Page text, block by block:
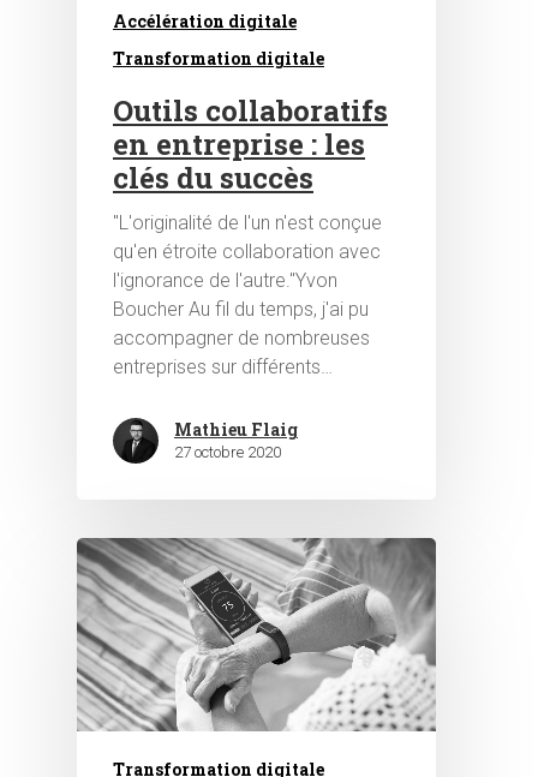
Accélération digitale
Transformation digitale
Outils collaboratifs
en entreprise : les
clés du succès
"L'originalité de l'un n'est conçue
qu'en étroite collaboration avec
l'ignorance de l'autre."Yvon
Boucher Au fil du temps, j'ai pu
accompagner de nombreuses
entreprises sur différents…
Mathieu Flaig
27 octobre 2020
Transformation digitale